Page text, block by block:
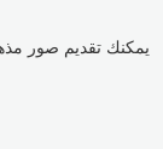
يمكنك تقديم صور